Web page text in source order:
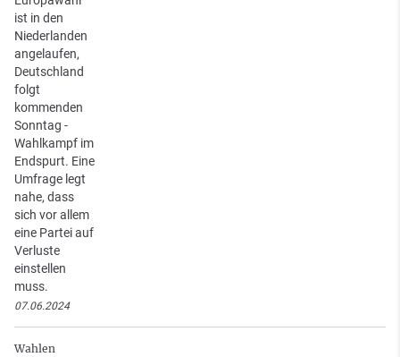
ist in den
Niederlanden
angelaufen,
Deutschland
folgt
kommenden
Sonntag -
Wahlkampf im
Endspurt. Eine
Umfrage legt
nahe, dass
sich vor allem
eine Partei auf
Verluste
einstellen
muss.
07.06.2024
Wahlen